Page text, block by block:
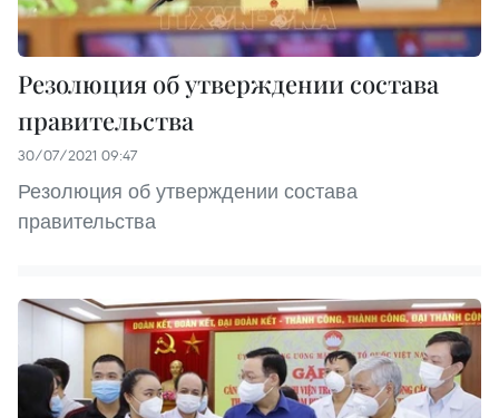
Резолюция об утверждении состава
правительства
30/07/2021 09:47
Резолюция об утверждении состава
правительства